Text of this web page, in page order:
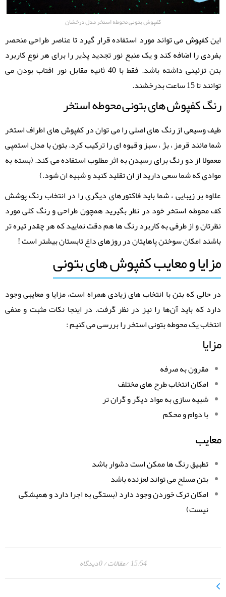
کفپوش بتونی محوطه استخر مدل درخشان
این کفپوش می تواند مورد استفاده قرار گیرد تا عناصر طراحی منحصر
بفردی را اضافه کند و یک منبع نور تجدید پذیر را برای هر نوع کاربرد
بتن تزئینی داشته باشد. فقط با 40 ثانیه مقابل نور افتاب بودن می
توانند تا 15 ساعت بدرخشند.
رنگ کفپوش های بتونی محوطه استخر
طیف وسیعی از رنگ های اصلی را می توان در کفپوش های اطراف استخر
شما مانند قرمز ، بژ ، سبز و قهوه ای را ترکیب کرد. بتون با مدل استمپی
معمولا از دو رنگ برای رسیدن به اثر مطلوب استفاده می کند. (بسته به
موادی که شما سعی دارید از ان تقلید کنید و شبیه ان شود.)
علاوه بر زیبایی ، شما باید فاکتورهای دیگری را در انتخاب رنگ پوشش
کف محوطه استخر خود در نظر بگیرید همچون طراحی و رنگ کلی مورد
نظرتان و از طرفی به کاربرد رنگ ها هم دقت نمایید که هر چقدر تیره تر
باشند امکان سوختن پاهایتان در روزهای داغ تابستان بیشتر است !
مزایا و معایب کفپوش های بتونی
در حالی که بتن با انتخاب ‌های زیادی همراه است، مزایا و معایبی وجود
دارد که باید آن‌ها را نیز در نظر گرفت. در اینجا نکات مثبت و منفی
انتخاب یک محوطه بتونی استخر را بررسی می کنیم :
مزایا
مقرون به صرفه
امکان انتخاب طرح های مختلف
شبیه سازی به مواد دیگر و گران تر
با دوام و محکم
معایب
تطبیق رنگ ها ممکن است دشوار باشد
بتن مسلح می تواند لعزنده باشد
امکان ترک خوردن وجود دارد (بستگی به اجرا دارد و همیشگی
نیست)
15:54 مقالات 0 دیدگاه